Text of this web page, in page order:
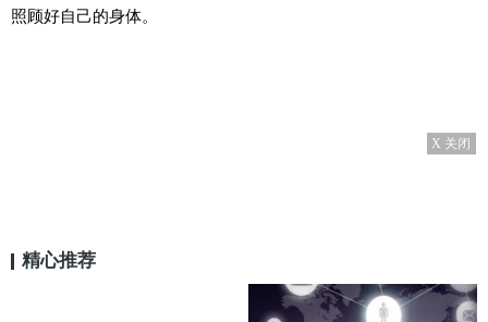
照顾好自己的身体。
X 关闭
精心推荐